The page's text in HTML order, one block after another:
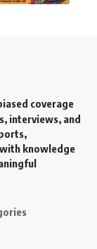
coverage
interviews, and
knowledge